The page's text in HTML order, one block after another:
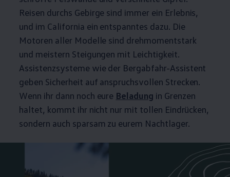
Reisen durchs Gebirge sind immer ein Erlebnis,
und im California ein entspanntes dazu. Die
Motoren aller Modelle sind drehmomentstark
und meistern Steigungen mit Leichtigkeit.
Assistenzsysteme wie der Bergabfahr-Assistent
geben Sicherheit auf anspruchsvollen Strecken.
Wenn ihr dann noch eure Beladung in Grenzen
haltet, kommt ihr nicht nur mit tollen Eindrücken,
sondern auch sparsam zu eurem Nachtlager.